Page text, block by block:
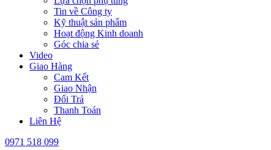
Tin về Công ty
Kỹ thuật sản phẩm
Hoạt động Kinh doanh
Góc chia sẻ
Video
Giao Hàng
Cam Kết
Giao Nhận
Đổi Trả
Thanh Toán
Liên Hệ
0971 518 099